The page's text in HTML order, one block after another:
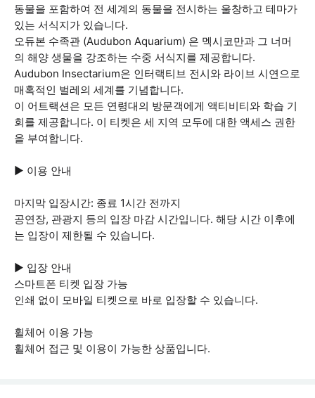
동물을 포함하여 전 세계의 동물을 전시하는 울창하고 테마가
있는 서식지가 있습니다.
오듀본 수족관 (Audubon Aquarium) 은 멕시코만과 그 너머
의 해양 생물을 강조하는 수중 서식지를 제공합니다.
Audubon Insectarium은 인터랙티브 전시와 라이브 시연으로
매혹적인 벌레의 세계를 기념합니다.
이 어트랙션은 모든 연령대의 방문객에게 액티비티와 학습 기
회를 제공합니다. 이 티켓은 세 지역 모두에 대한 액세스 권한
을 부여합니다.
▶ 이용 안내
마지막 입장시간: 종료 1시간 전까지
공연장, 관광지 등의 입장 마감 시간입니다. 해당 시간 이후에
는 입장이 제한될 수 있습니다.
▶ 입장 안내
스마트폰 티켓 입장 가능
인쇄 없이 모바일 티켓으로 바로 입장할 수 있습니다.
휠체어 이용 가능
휠체어 접근 및 이용이 가능한 상품입니다.